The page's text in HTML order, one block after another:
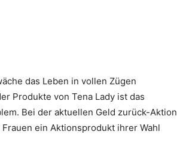
das Leben in vollen Zügen
Produkte von Tena Lady ist das
Bei der aktuellen Geld zurück-Aktion
ein Aktionsprodukt ihrer Wahl